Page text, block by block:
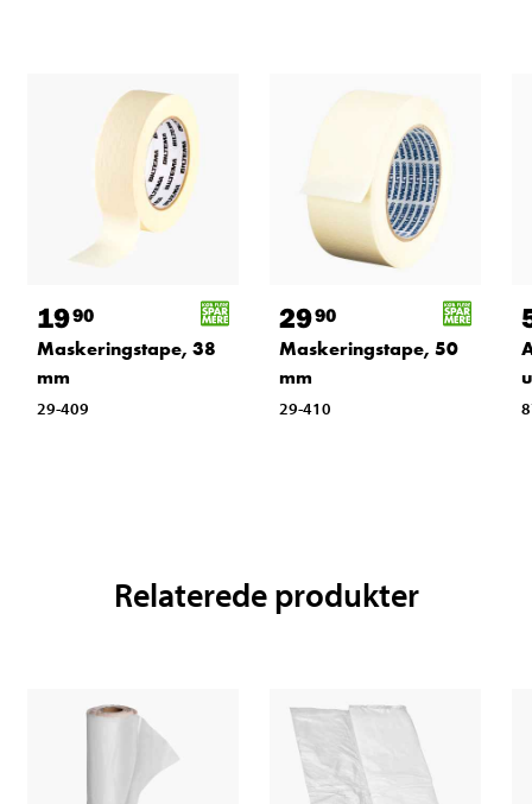
1990
Maskeringstape, 38
mm
29-409
2990
Maskeringstape, 50
mm
29-410
Relaterede produkter